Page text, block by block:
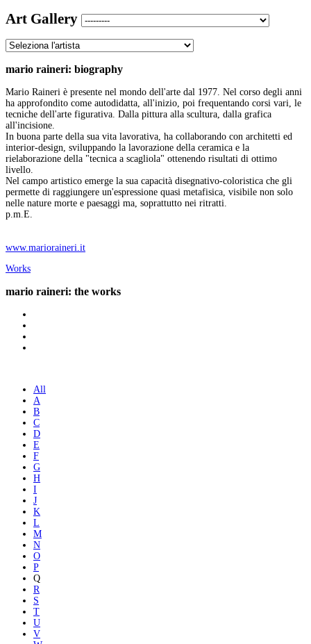
Art Gallery
mario raineri: biography
Mario Raineri è presente nel mondo dell'arte dal 1977. Nel corso degli anni
ha approfondito come autodidatta, all'inizio, poi frequentando corsi vari, le
tecniche dell'arte figurativa. Dalla pittura alla scultura, dalla grafica
all'incisione.
In buona parte della sua vita lavorativa, ha collaborando con architetti ed
interior-design, sviluppando la lavorazione della ceramica e la
rielaborazione della "tecnica a scagliola" ottenendo risultati di ottimo
livello.
Nel campo artistico emerge la sua capacità disegnativo-coloristica che gli
permette di raggiungere un'espressione quasi metafisica, visibile non solo
nelle nature morte e paesaggi ma, soprattutto nei ritratti.
p.m.E.
www.marioraineri.it
Works
mario raineri: the works
All
A
B
C
D
E
F
G
H
I
J
K
L
M
N
O
P
Q
R
S
T
U
V